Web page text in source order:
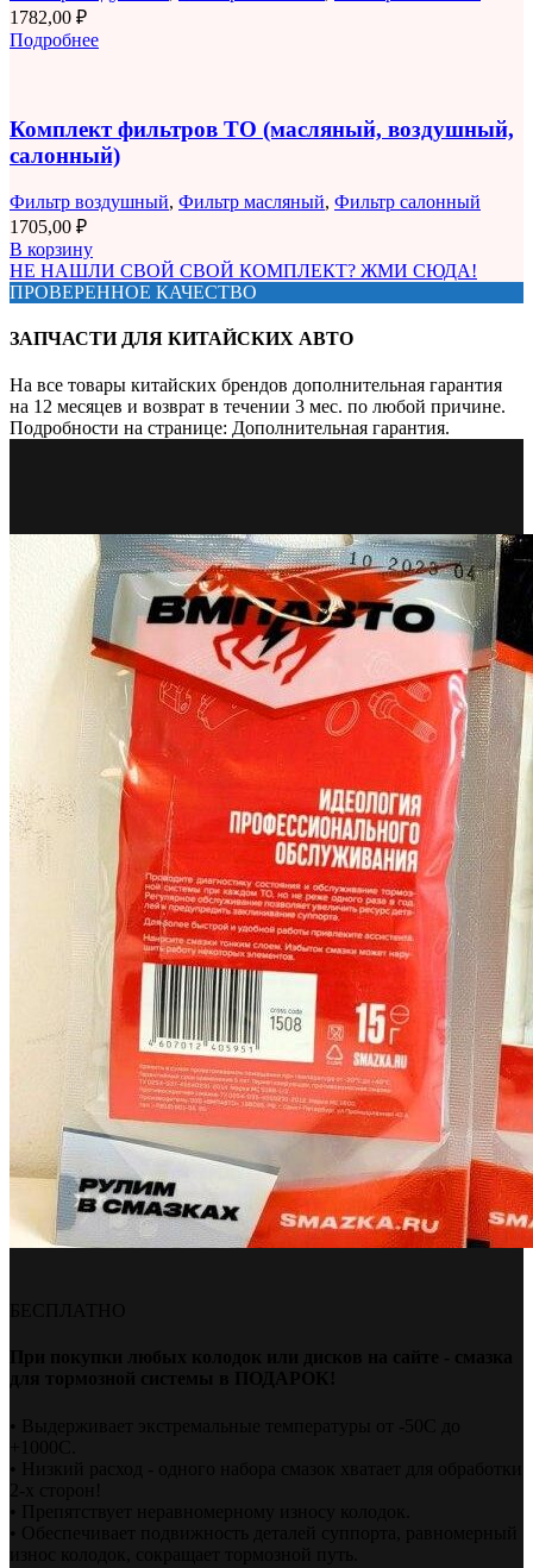
1782,00 ₽
Подробнее
Комплект фильтров ТО (масляный, воздушный,
салонный)
Фильтр воздушный, Фильтр масляный, Фильтр салонный
1705,00 ₽
В корзину
НЕ НАШЛИ СВОЙ СВОЙ КОМПЛЕКТ? ЖМИ СЮДА!
ПРОВЕРЕННОЕ КАЧЕСТВО
ЗАПЧАСТИ ДЛЯ КИТАЙСКИХ АВТО
На все товары китайских брендов дополнительная гарантия
на 12 месяцев и возврат в течении 3 мес. по любой причине.
Подробности на странице: Дополнительная гарантия.